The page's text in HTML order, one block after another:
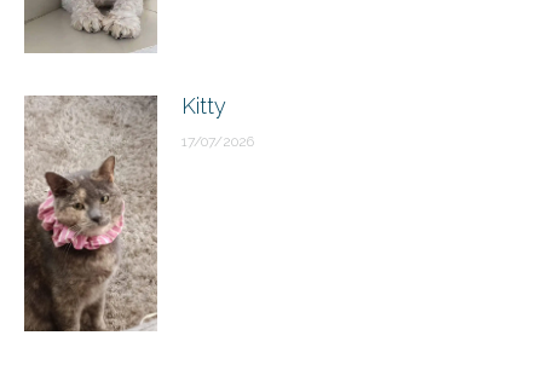
Kitty
17/07/2026